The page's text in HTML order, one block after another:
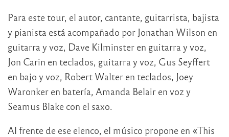
Para este tour, el autor, cantante, guitarrista, bajista
y pianista está acompañado por Jonathan Wilson en
guitarra y voz, Dave Kilminster en guitarra y voz,
Jon Carin en teclados, guitarra y voz, Gus Seyffert
en bajo y voz, Robert Walter en teclados, Joey
Waronker en batería, Amanda Belair en voz y
Seamus Blake con el saxo.
Al frente de ese elenco, el músico propone en «This